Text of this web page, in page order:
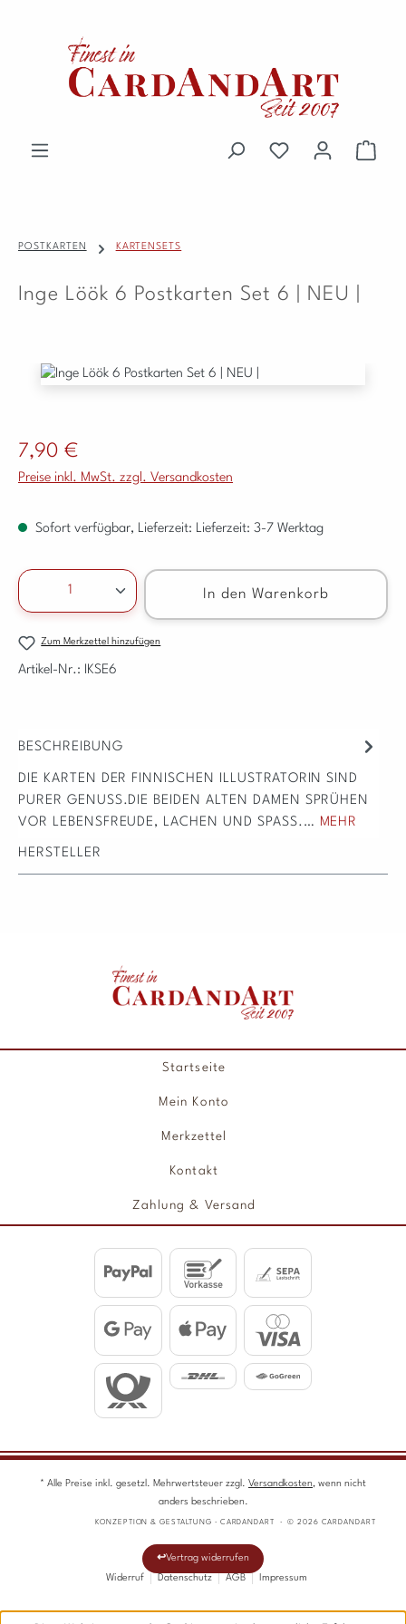
Du hast 0 Produkte
POSTKARTEN KARTENSETS
Inge Löök 6 Postkarten Set 6 | NEU |
Bildergalerie überspringen
Regulärer Preis:
7,90 €
Preise inkl. MwSt. zzgl. Versandkosten
Sofort verfügbar, Lieferzeit: Lieferzeit: 3-7 Werktag
Produkt Anzahl: Gib den gewünschten Wert ein
In den Warenkorb
Zum Merkzettel hinzufügen
Artikel-Nr.: IKSE6
BESCHREIBUNG
DIE KARTEN DER FINNISCHEN ILLUSTRATORIN SIND
PURER GENUSS.DIE BEIDEN ALTEN DAMEN SPRÜHEN
VOR LEBENSFREUDE, LACHEN UND SPASS.… MEHR
HERSTELLER
Startseite
Mein Konto
Merkzettel
Kontakt
Zahlung & Versand
* Alle Preise inkl. gesetzl. Mehrwertsteuer zzgl. Versandkosten, wenn nicht
anders beschrieben.
KONZEPTION & GESTALTUNG · CARDANDART · © 2026 CARDANDART
Vertrag widerrufen
Widerruf
Datenschutz AGB Impressum